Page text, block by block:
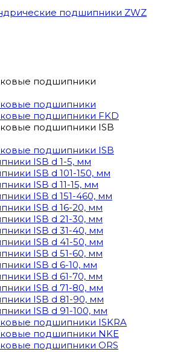
подшипники ZWZ
подшипники
подшипники
подшипники FKD
подшипники ISB
подшипники ISB
ISB d 1-5, мм
ISB d 101-150, мм
ISB d 11-15, мм
ISB d 151-460, мм
ISB d 16-20, мм
ISB d 21-30, мм
ISB d 31-40, мм
ISB d 41-50, мм
ISB d 51-60, мм
ISB d 6-10, мм
ISB d 61-70, мм
ISB d 71-80, мм
ISB d 81-90, мм
ISB d 91-100, мм
подшипники ISKRA
подшипники NKE
подшипники ORS